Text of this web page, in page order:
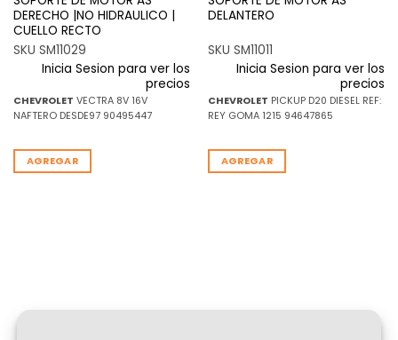
DERECHO |NO HIDRAULICO |
CUELLO RECTO
SKU SM11029
Inicia Sesion para ver los
precios
CHEVROLET VECTRA 8V 16V
NAFTERO DESDE97 90495447
AGREGAR
DELANTERO
SKU SM11011
Inicia Sesion para ver los
precios
CHEVROLET PICKUP D20 DIESEL REF:
REY GOMA 1215 94647865
AGREGAR